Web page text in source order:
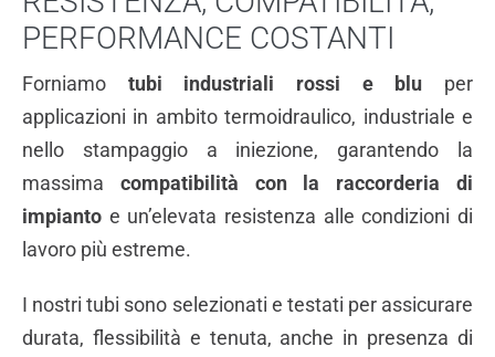
PERFORMANCE COSTANTI
Forniamo tubi industriali rossi e blu per
applicazioni in ambito termoidraulico, industriale e
nello stampaggio a iniezione, garantendo la
massima compatibilità con la raccorderia di
impianto e un’elevata resistenza alle condizioni di
lavoro più estreme.
I nostri tubi sono selezionati e testati per assicurare
durata, flessibilità e tenuta, anche in presenza di